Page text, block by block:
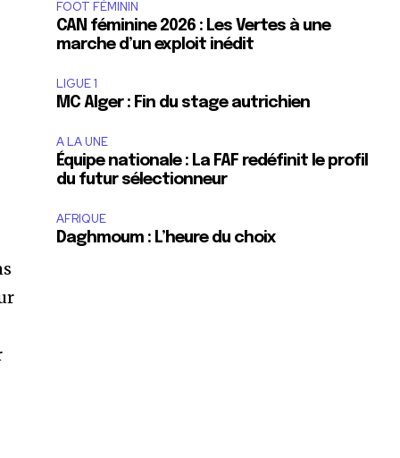
FOOT FÉMININ
CAN féminine 2026 : Les Vertes à une
marche d’un exploit inédit
LIGUE 1
MC Alger : Fin du stage autrichien
A LA UNE
Équipe nationale : La FAF redéfinit le profil
du futur sélectionneur
AFRIQUE
Daghmoum : L’heure du choix